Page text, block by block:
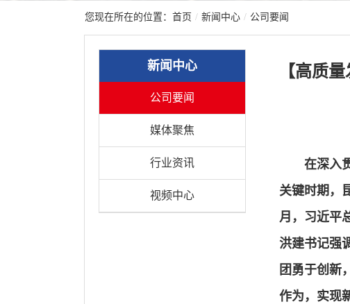
您现在所在的位置： 首页 / 新闻中心 / 公司要闻
新闻中心
公司要闻
媒体聚焦
行业资讯
视频中心
【高质
在深入
关键时期，
月，习近平
洪建书记强
团勇于创新
作为，实现